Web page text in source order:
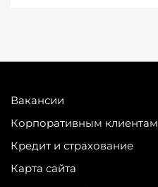
Вакансии
Корпоративным клиентам
Кредит и страхование
Карта сайта